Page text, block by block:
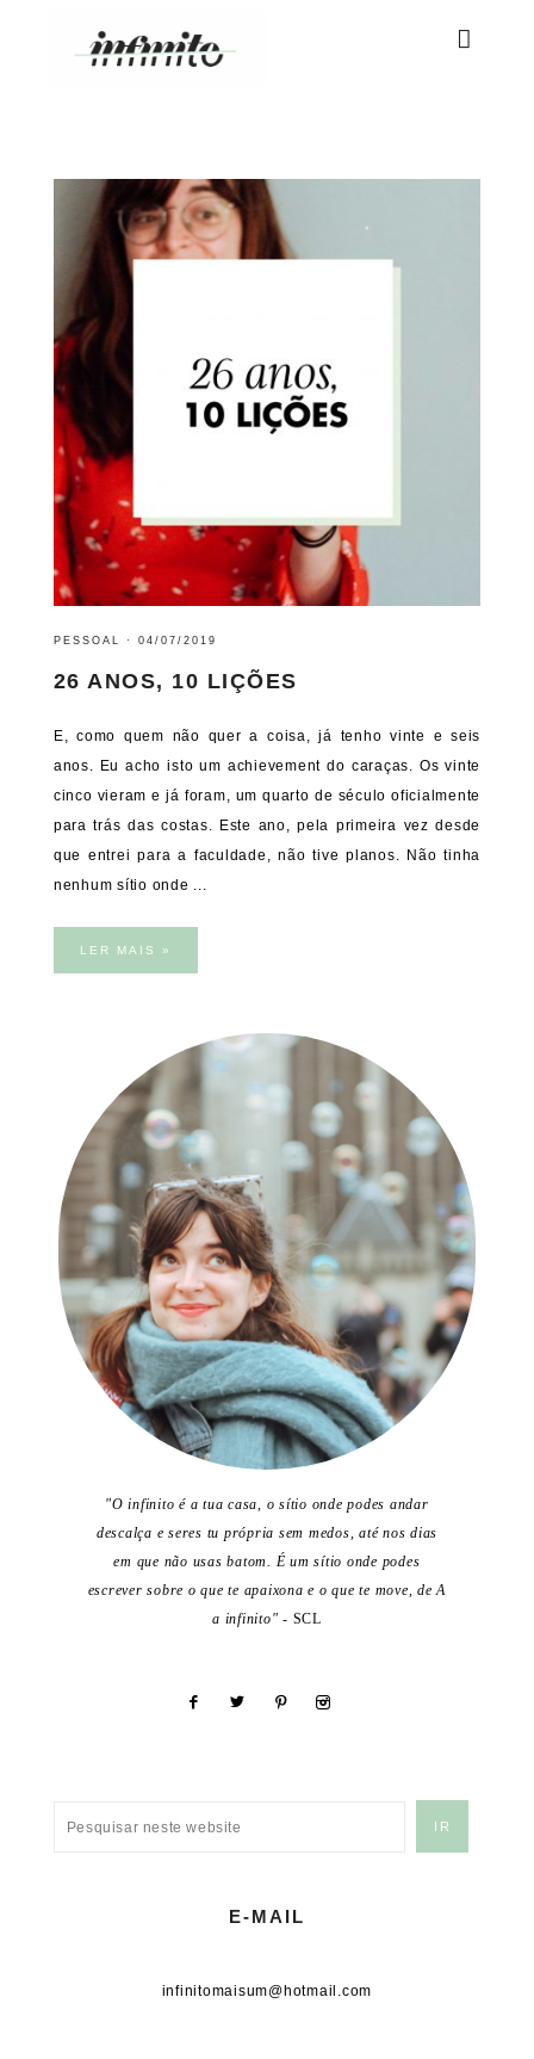
PESSOAL · 04/07/2019
26 ANOS, 10 LIÇÕES
E, como quem não quer a coisa, já tenho vinte e seis
anos. Eu acho isto um achievement do caraças. Os vinte
cinco vieram e já foram, um quarto de século oficialmente
para trás das costas. Este ano, pela primeira vez desde
que entrei para a faculdade, não tive planos. Não tinha
nenhum sítio onde ...
LER MAIS »
"O infinito é a tua casa, o sítio onde podes andar
descalça e seres tu própria sem medos, até nos dias
em que não usas batom. É um sítio onde podes
escrever sobre o que te apaixona e o que te move, de A
a infinito"- SCL
E-MAIL
infinitomaisum@hotmail.com